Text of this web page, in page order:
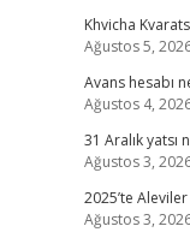
Khvicha
Ağustos 5,
Avans hesabı
Ağustos 4,
31 Aralık yatsı
Ağustos 3,
2025’te
Ağustos 3,